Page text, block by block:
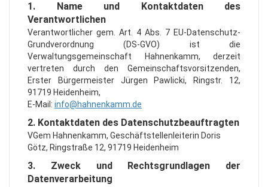
1. Name und Kontaktdaten des
Verantwortlichen
Verantwortlicher gem. Art. 4 Abs. 7 EU-Datenschutz-
Grundverordnung (DS-GVO) ist die
Verwaltungsgemeinschaft Hahnenkamm, derzeit
vertreten durch den Gemeinschaftsvorsitzenden,
Erster Bürgermeister Jürgen Pawlicki, Ringstr. 12,
91719 Heidenheim,
E-Mail: info@hahnenkamm.de
2. Kontaktdaten des Datenschutzbeauftragten
VGem Hahnenkamm, Geschäftstellenleiterin Doris
Götz, Ringstraße 12, 91719 Heidenheim
3. Zweck und Rechtsgrundlagen der
Datenverarbeitung